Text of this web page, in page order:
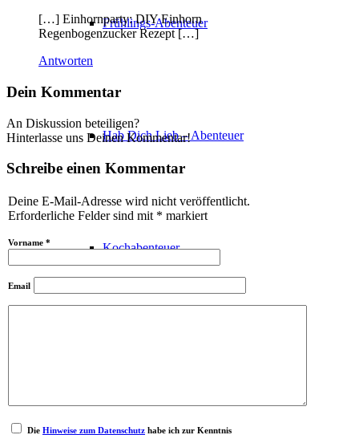
Frühlings-Abenteuer
Hab Dich Lieb – Abenteuer
Kochabenteuer
[…] Einhornparty: DIY Einhorn
Regenbogenzucker Rezept […]
Antworten
Dein Kommentar
An Diskussion beteiligen?
Hinterlasse uns Deinen Kommentar!
Schreibe einen Kommentar
Deine E-Mail-Adresse wird nicht veröffentlicht.
Erforderliche Felder sind mit * markiert
Vorname *
Email
Die Hinweise zum Datenschutz habe ich zur Kenntnis